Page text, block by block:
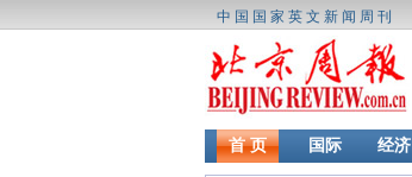
中国国家英文新闻周刊
首 页 国际 经济